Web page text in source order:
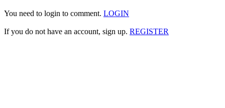
You need to login to comment. LOGIN
If you do not have an account, sign up. REGISTER